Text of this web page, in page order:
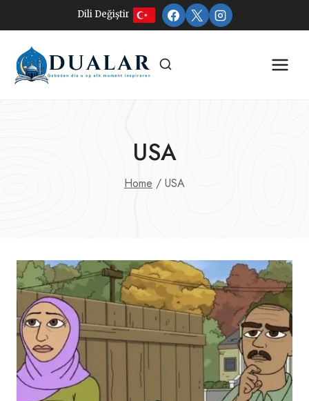
naar
inhoud
Dili Değiştir
USA
Home / USA